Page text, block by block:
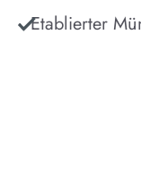
Etablierter